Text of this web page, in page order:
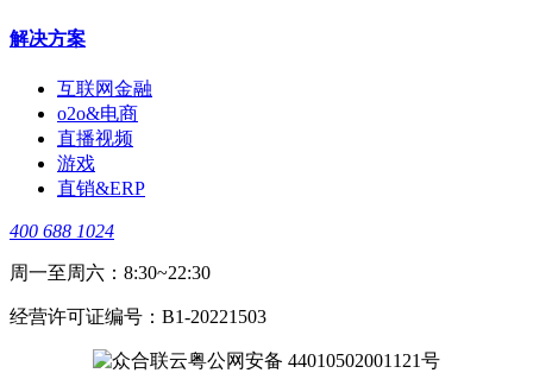
解决方案
互联网金融
o2o&电商
直播视频
游戏
直销&ERP
400 688 1024
周一至周六：8:30~22:30
经营许可证编号：B1-20221503
粤公网安备 44010502001121号